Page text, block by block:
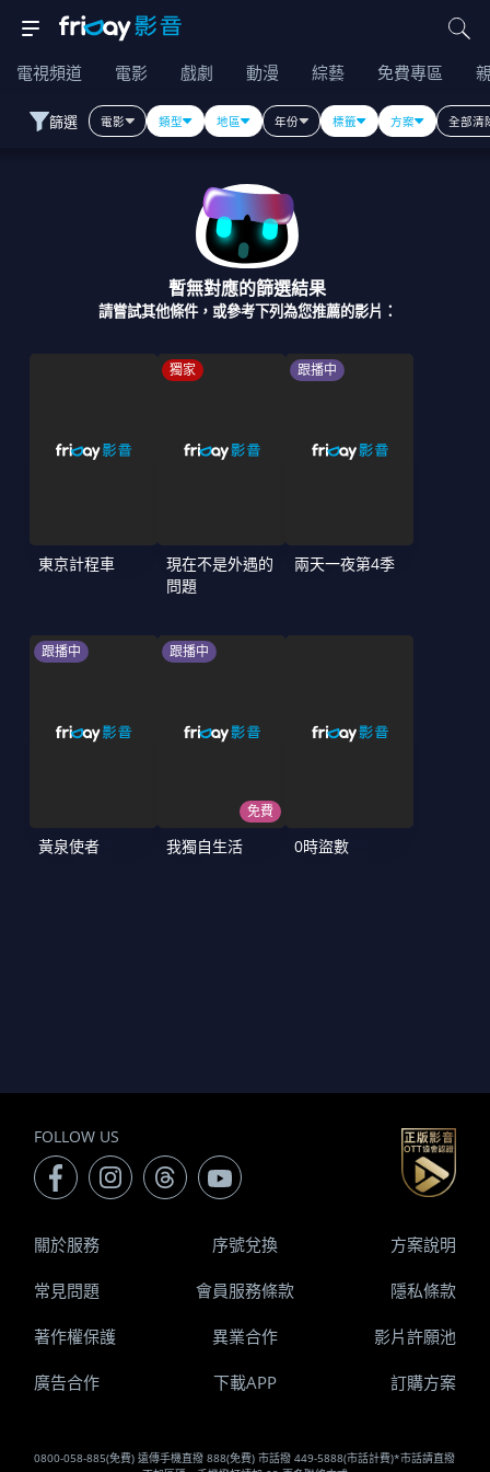
電視頻道 電影 戲劇 動漫 綜藝 免費專區
篩選 電影 類型 地區 年份 標籤 方案 全部清
暫無對應的篩選結果
請嘗試其他條件，或參考下列為您推薦的影片：
東京計程車
獨家
現在不是外遇的
問題
跟播中
兩天一夜第4季
跟播中
黃泉使者
跟播中
免費
我獨自生活 0時盜數
FOLLOW US
0800-058-885(免費) 遠傳手機直撥 888(免費) 市話撥 449-5888(市話計費)*市話請直撥
關於服務 序號兌換 方案說明
常見問題 會員服務條款 隱私條款
著作權保護 異業合作 影片許願池
廣告合作 下載APP 訂購方案